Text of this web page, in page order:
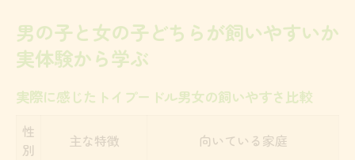
男の子と女の子どちらが飼いやすいか
実体験から学ぶ
実際に感じたトイプードル男女の飼いやすさ比較
性
別
主な特徴 向いている家庭